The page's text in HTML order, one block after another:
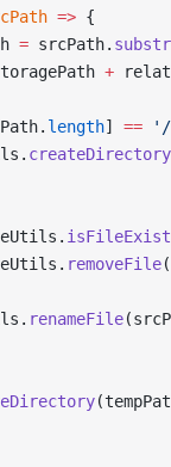
=> {
= srcPath. substr
+
length] ==
createDirectory
isFileExist
removeFile
renameFile